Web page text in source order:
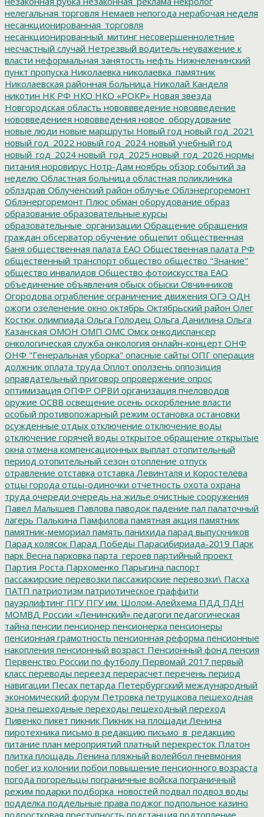
нелегальная торговля Немаев непогода нерабочая неделя
несанкционированная_торговля
несанкционированный_митинг несовершеннолетние
несчастный случай Нетрезвый водитель неуважение к
власти неформальная занятость нефть Нижнеленинский
пункт пропуска Николаевка николаевка_памятник
Николаевская районная больница Николай Канделя
никотин НК РФ НКО НКО «РОКР» Новая звезда
Новгородская область нововвведение нововведение
нововведениея нововведения новое_оборудование
новые люди новые маршруты Новый год новый год_2021
новый год_2022 новый год_2024 новый учебный год
новый_год_2024 новый_год_2025 новый_год_2026 нормы
питания норовирус Нотр-Дам ноябрь обзор событий за
неделю Областная больница областная поликлиника
облздрав Облученский район облучье Облэнергоремонт
Облэнергоремонт Плюс обман оборудование образ
образование образовательные курсы
образовательные_организации Обращение обращения
граждан обсерватор обучение общепит общественная
баня общественная палата ЕАО Общественная палата РФ
общественный транспорт общество общество "Знание"
общество инвалидов Общество фотоискусства ЕАО
объединение объявления обыск обыски Овчинников
Огородова ограбление ограничение движения ОГЭ ОДН
ожоги озеленение окно октябрь Октябрьский район Олег
Костюк олимпиада Ольга Голодец Ольга Данилина Ольга
Казанская ОМОН ОМП ОМС Омск онкодиспансер
онкологическая служба онкология онлайн-концерт ОНФ
ОНФ "Генеральная уборка" опасные сайты ОПГ операция
должник оплата труда Оплот оползень оппозиция
оправдательный приговор опровержение опрос
оптимизация ОПФР ОРВИ организация пчеловодов
оружие ОСВВ освещение осень оскорбление власти
особый противопожарный режим остановка остановки
осужденные отдых отключение отключение воды
отключение горячей воды открытое обращение открытые
окна отмена компенсационных выплат отопительный
период отопительный сезон отопление отпуск
отравление отставка отставка Левинталя и Коростелёва
отцы города отцы-одиночки отчетность охота охрана
труда очереди очередь на жилье очистные сооружения
Павел Малышев Павлова паводок падение пал палаточный
лагерь Палькина Памфилова памятная акция памятник
памятник-мемориал память панихида парад выпускников
Парад колясок Парад Победы Парасибириада-2019 Парк
парк Весна парковка парта_героев партийный проект
Партия Роста Пархоменко Парыгина паспорт
пассажирские перевозки пассажирские перевозки\ Пасха
ПАТП патриотизм патриотическое граффити
пауэрлифтинг ПГУПГУ им. Шолом-Алейхема ПДД ПДН
МОМВД России «Ленинский» педагоги педагогическая
тайна пенсии пенсионер пенсионерка пенсионеры
пенсионная грамотность пенсионная реформа пенсионные
накопления пенсионный возраст Пенсионный фонд пенсия
Первенство России по футболу Первомай 2017 первый
класс переводы переезд перерасчет перечень период
навигации Песах петарда Петербургский международный
экономический форум Петровка петрушкова пешеходная
зона пешеходные переходы пешеходный переход
Пивенко пикет пикник Пикник на площади Ленина
пиротехника письмо в редакцию письмо_в_редакцию
питание план мероприятий платный перекресток Платон
плитка площадь Ленина пляжный волейбол пневмония
побег из колонии побои повышение пенсионного возраста
погода погорельцы пограничные войска пограничный
режим подарки подборка_новостей подвал подвоз воды
подделка поддельные права поджог подпольное казино
подростковая преступность подстанция подтопление